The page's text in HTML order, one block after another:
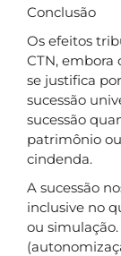
Conclusão
Os efeitos
CTN, embora
se justifica
sucessão
sucessão
patrimônio
cindenda.
A sucessão
inclusive no
ou